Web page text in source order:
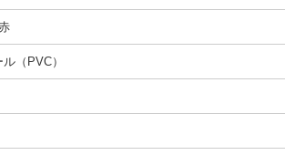
（PVC）